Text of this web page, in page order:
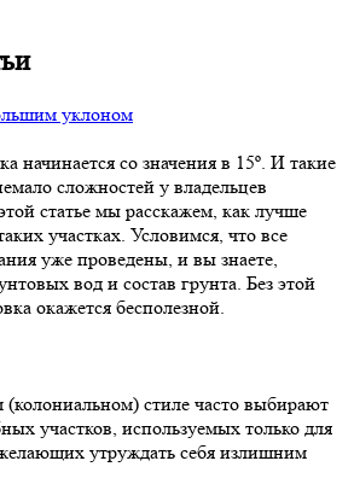
уклоном
начинается со значения в 15º. И такие
сложностей у владельцев
статье мы расскажем, как лучше
участках. Условимся, что все
уже проведены, и вы знаете,
вод и состав грунта. Без этой
окажется бесполезной.
стиле часто выбирают
участков, используемых только для
утруждать себя излишним